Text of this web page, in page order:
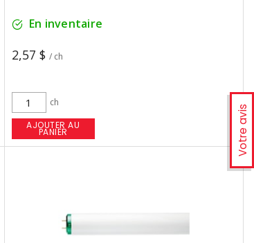
Votre avis
En inventaire
2,57 $ / ch
ch
AJOUTER AU
PANIER